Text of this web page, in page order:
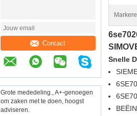
Contact
Grote mededeling., A+-genoegen
om zaken met te doen, hoogst
adviseren.
Snelle